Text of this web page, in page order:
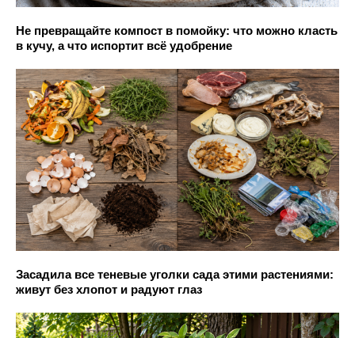
Не превращайте компост в помойку: что можно класть
в кучу, а что испортит всё удобрение
Засадила все теневые уголки сада этими растениями:
живут без хлопот и радуют глаз